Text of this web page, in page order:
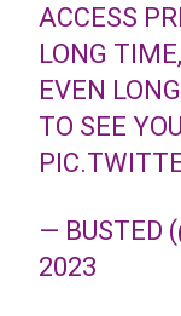
ACCESS
LONG
EVEN
TO SEE
— BUSTED
2023